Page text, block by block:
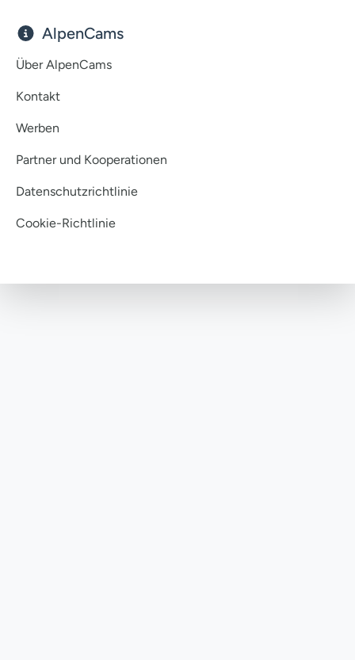
AlpenCams
Über AlpenCams
Kontakt
Werben
Partner und Kooperationen
Datenschutzrichtlinie
Cookie-Richtlinie